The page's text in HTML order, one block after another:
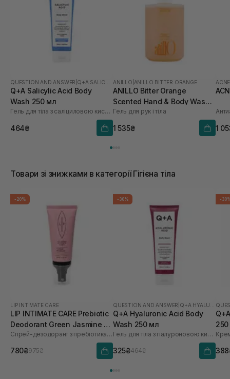
QUESTION AND ANSWER
Q+A Salicylic Acid Body
Wash 250 мл
Гель для тіла з саліциловою кислотою
464₴
ANILLO ANILLO BITTER ORANGE
ANILLO Bitter Orange
Scented Hand & Body Wash
450 мл
Гель для рук і тіла
1 535₴ 1
Товари зі знижками в категорії Гігієна тіла
-20%
LIP INTIMATE CARE
LIP INTIMATE CARE Prebiotic
Deodorant Green Jasmine 50
мл
Спрей-дезодорант з пребіотиками
780₴975₴
-30%
QUESTION AND ANSWER
Q+A Hyaluronic Acid Body
Wash 250 мл
Гель для тіла з гіалуроновою кислотою
325₴464₴
-